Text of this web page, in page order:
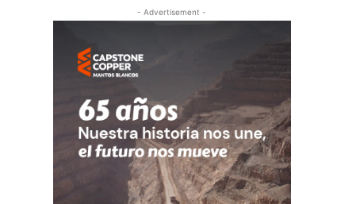
- Advertisement -